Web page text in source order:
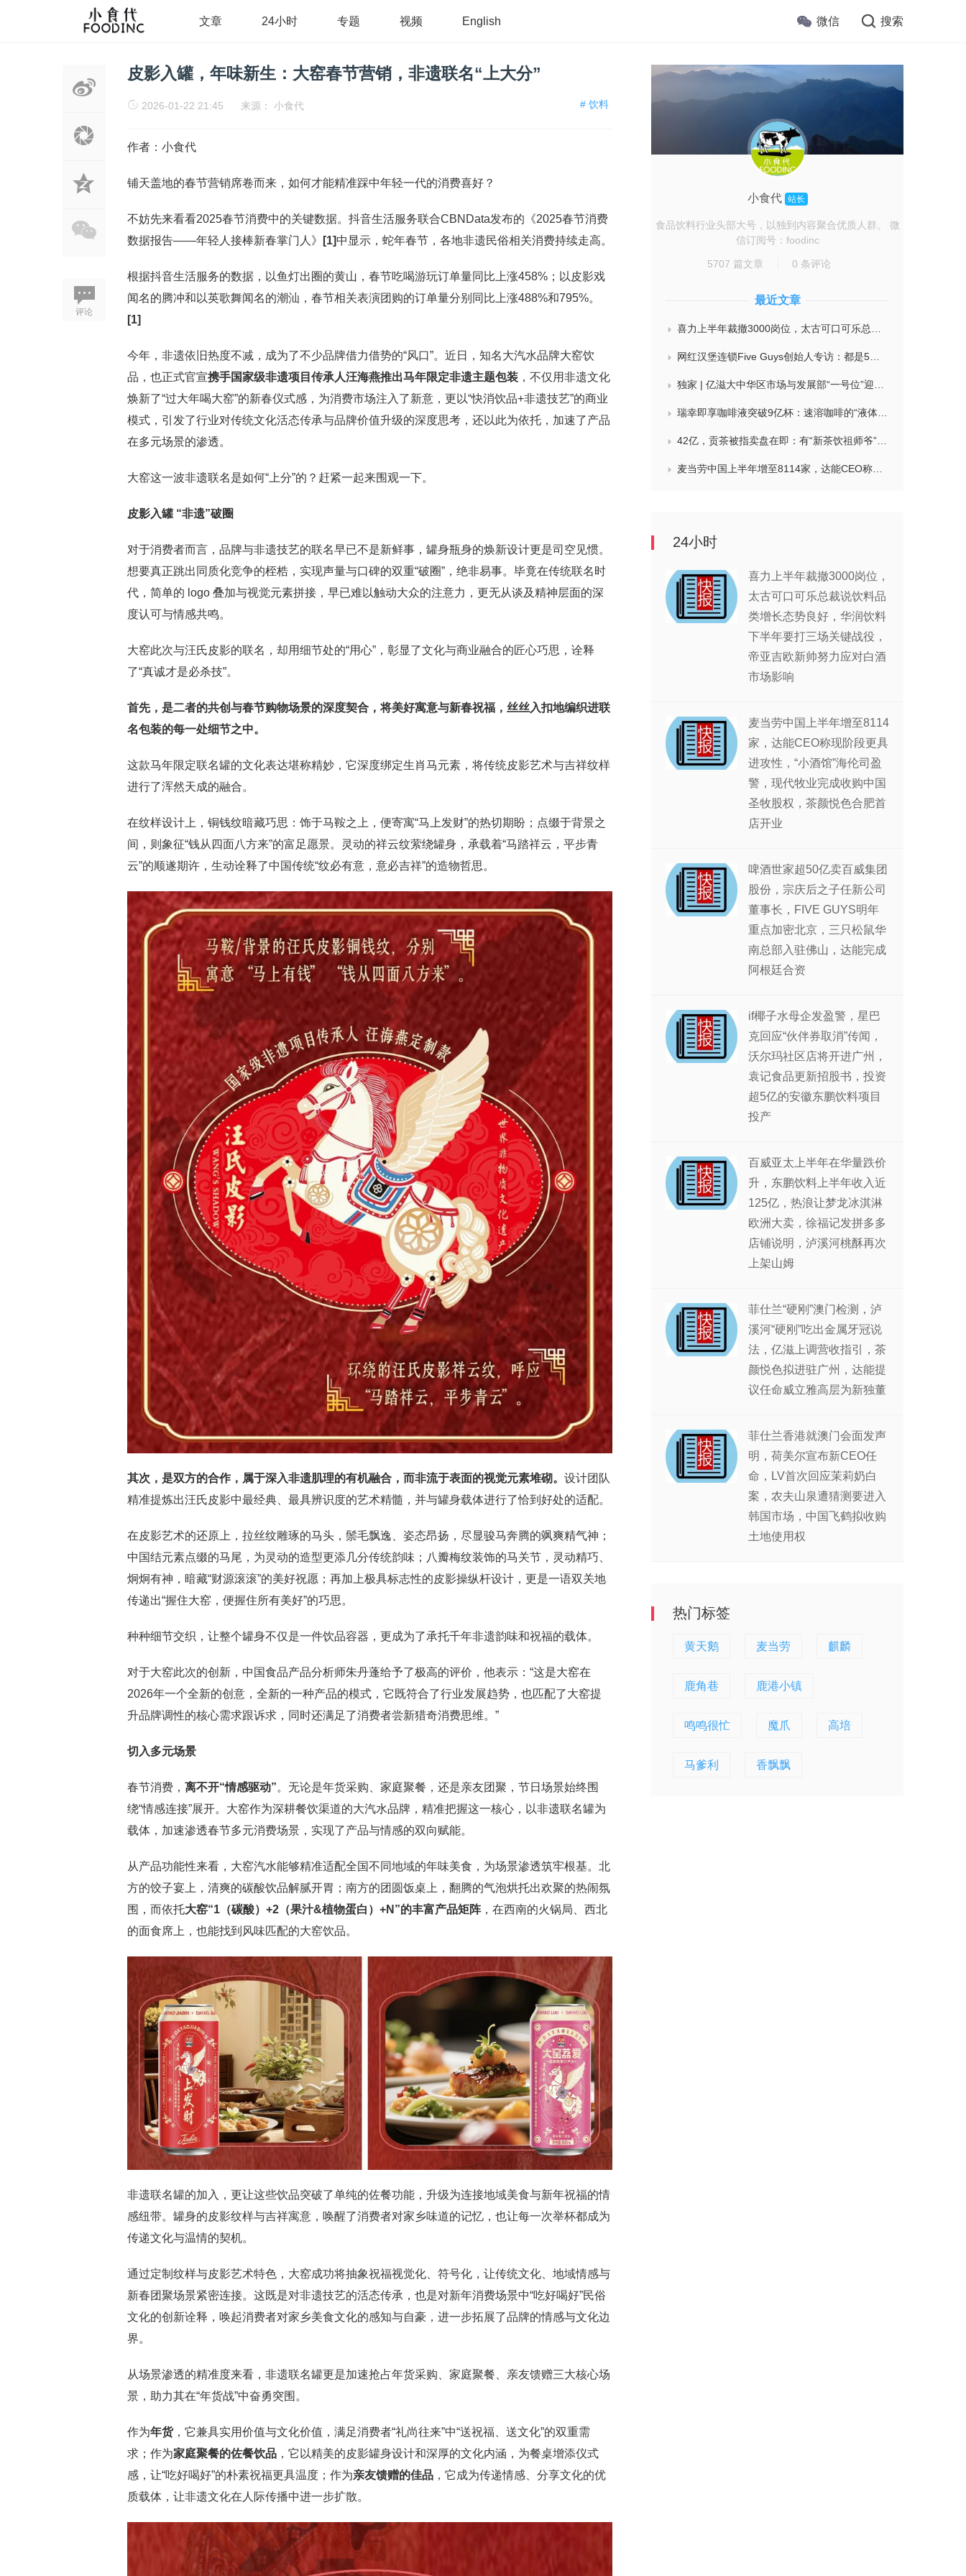
文章 24小时 专题 视频 English 微信 搜索
评论
皮影入罐，年味新生：大窑春节营销，非遗联名“上大分”
# 饮料
2026-01-22 21:45 来源： 小食代
作者：小食代
铺天盖地的春节营销席卷而来，如何才能精准踩中年轻一代的消费喜好？
不妨先来看看2025春节消费中的关键数据。抖音生活服务联合CBNData发布的《2025春节消费
数据报告——年轻人接棒新春掌门人》
[1]中显示，蛇年春节，各地非遗民俗相关消费持续走高。
根据抖音生活服务的数据，以鱼灯出圈的黄山，春节吃喝游玩订单量同比上涨458%；以皮影戏
闻名的腾冲和以英歌舞闻名的潮汕，春节相关表演团购的订单量分别同比上涨488%和795%。
[1]
今年，非遗依旧热度不减，成为了不少品牌借力借势的“风口”。近日，知名大汽水品牌大窑饮
品，也正式官宣携手国家级非遗项目传承人汪海燕推出马年限定非遗主题包装 ，不仅用非遗文化
焕新了“过大年喝大窑”的新春仪式感，为消费市场注入了新意，更以“快消饮品+非遗技艺”的商业
模式，引发了行业对传统文化活态传承与品牌价值升级的深度思考，还以此为依托，加速了产品
在多元场景的渗透。
大窑这一波非遗联名是如何“上分”的？赶紧一起来围观一下。
皮影入罐 “非遗”破圈
对于消费者而言，品牌与非遗技艺的联名早已不是新鲜事，罐身瓶身的焕新设计更是司空见惯。
想要真正跳出同质化竞争的桎梏，实现声量与口碑的双重“破圈”，绝非易事。毕竟在传统联名时
代，简单的 logo 叠加与视觉元素拼接，早已难以触动大众的注意力，更无从谈及精神层面的深
度认可与情感共鸣。
大窑此次与汪氏皮影的联名，却用细节处的“用心”，彰显了文化与商业融合的匠心巧思，诠释
了“真诚才是必杀技”。
首先，是二者的共创与春节购物场景的深度契合，将美好寓意与新春祝福，丝丝入扣地编织进联
名包装的每一处细节之中。
这款马年限定联名罐的文化表达堪称精妙，它深度绑定生肖马元素，将传统皮影艺术与吉祥纹样
进行了浑然天成的融合。
在纹样设计上，铜钱纹暗藏巧思：饰于马鞍之上，便寄寓“马上发财”的热切期盼；点缀于背景之
间，则象征“钱从四面八方来”的富足愿景。灵动的祥云纹萦绕罐身，承载着“马踏祥云，平步青
云”的顺遂期许，生动诠释了中国传统“纹必有意，意必吉祥”的造物哲思。
其次，是双方的合作，属于深入非遗肌理的有机融合，而非流于表面的视觉元素堆砌。 设计团队
精准提炼出汪氏皮影中最经典、最具辨识度的艺术精髓，并与罐身载体进行了恰到好处的适配。
在皮影艺术的还原上，拉丝纹雕琢的马头，鬃毛飘逸、姿态昂扬，尽显骏马奔腾的飒爽精气神；
中国结元素点缀的马尾，为灵动的造型更添几分传统韵味；八瓣梅纹装饰的马关节，灵动精巧、
炯炯有神，暗藏“财源滚滚”的美好祝愿；再加上极具标志性的皮影操纵杆设计，更是一语双关地
传递出“握住大窑，便握住所有美好”的巧思。
种种细节交织，让整个罐身不仅是一件饮品容器，更成为了承托千年非遗韵味和祝福的载体。
对于大窑此次的创新，中国食品产品分析师朱丹蓬给予了极高的评价，他表示：“这是大窑在
2026年一个全新的创意，全新的一种产品的模式，它既符合了行业发展趋势，也匹配了大窑提
升品牌调性的核心需求跟诉求，同时还满足了消费者尝新猎奇消费思维。”
切入多元场景
春节消费， 离不开“情感驱动”。无论是年货采购、家庭聚餐，还是亲友团聚，节日场景始终围
绕“情感连接”展开。大窑作为深耕餐饮渠道的大汽水品牌，精准把握这一核心，以非遗联名罐为
载体，加速渗透春节多元消费场景，实现了产品与情感的双向赋能。
从产品功能性来看，大窑汽水能够精准适配全国不同地域的年味美食，为场景渗透筑牢根基。北
方的饺子宴上，清爽的碳酸饮品解腻开胃；南方的团圆饭桌上，翻腾的气泡烘托出欢聚的热闹氛
围，而依托大窑“1（碳酸）+2（果汁&植物蛋白）+N”的丰富产品矩阵，在西南的火锅局、西北
的面食席上，也能找到风味匹配的大窑饮品。
非遗联名罐的加入，更让这些饮品突破了单纯的佐餐功能，升级为连接地域美食与新年祝福的情
感纽带。罐身的皮影纹样与吉祥寓意，唤醒了消费者对家乡味道的记忆，也让每一次举杯都成为
传递文化与温情的契机。
通过定制纹样与皮影艺术特色，大窑成功将抽象祝福视觉化、符号化，让传统文化、地域情感与
新春团聚场景紧密连接。这既是对非遗技艺的活态传承，也是对新年消费场景中“吃好喝好”民俗
文化的创新诠释，唤起消费者对家乡美食文化的感知与自豪，进一步拓展了品牌的情感与文化边
界。
从场景渗透的精准度来看，非遗联名罐更是加速抢占年货采购、家庭聚餐、亲友馈赠三大核心场
景，助力其在“年货战”中奋勇突围。
作为年货，它兼具实用价值与文化价值，满足消费者“礼尚往来”中“送祝福、送文化”的双重需
求；作为家庭聚餐的佐餐饮品 ，它以精美的皮影罐身设计和深厚的文化内涵，为餐桌增添仪式
感，让“吃好喝好”的朴素祝福更具温度；作为亲友馈赠的佳品 ，它成为传递情感、分享文化的优
质载体，让非遗文化在人际传播中进一步扩散。
小食代 站长
食品饮料行业头部大号，以独到内容聚合优质人群。 微
信订阅号：foodinc
5707 篇文章 0 条评论
最近文章
喜力上半年裁撤3000岗位，太古可口可乐总裁说饮料品类增长态势良好，华润饮料下半年要打三场关键战役，帝亚吉欧新帅努力应对白酒市场影响
网红汉堡连锁Five Guys创始人专访：都是5个儿子和妻子在打理，绝不会与麦当劳正面竞争，要公司上市或卖盘的建议不时出现
独家 | 亿滋大中华区市场与发展部“一号位”迎来新变动，曲向明将卸任
瑞幸即享咖啡液突破9亿杯：速溶咖啡的“液体时代”是如何炼成的？
42亿，贡茶被指卖盘在即：有“新茶饮祖师爷”之称，贝恩资本拟接手
麦当劳中国上半年增至8114家，达能CEO称现阶段更具进攻性，“小酒馆”海伦司盈警，现代牧业完成收购中国圣牧股权，茶颜悦色合肥首店开业
24小时
喜力上半年裁撤3000岗位，
太古可口可乐总裁说饮料品
类增长态势良好，华润饮料
下半年要打三场关键战役，
帝亚吉欧新帅努力应对白酒
市场影响
麦当劳中国上半年增至8114
家，达能CEO称现阶段更具
进攻性，“小酒馆”海伦司盈
警，现代牧业完成收购中国
圣牧股权，茶颜悦色合肥首
店开业
啤酒世家超50亿卖百威集团
股份，宗庆后之子任新公司
董事长，FIVE GUYS明年
重点加密北京，三只松鼠华
南总部入驻佛山，达能完成
阿根廷合资
if椰子水母企发盈警，星巴
克回应“伙伴券取消”传闻，
沃尔玛社区店将开进广州，
袁记食品更新招股书，投资
超5亿的安徽东鹏饮料项目
投产
百威亚太上半年在华量跌价
升，东鹏饮料上半年收入近
125亿，热浪让梦龙冰淇淋
欧洲大卖，徐福记发拼多多
店铺说明，泸溪河桃酥再次
上架山姆
菲仕兰“硬刚”澳门检测，泸
溪河“硬刚”吃出金属牙冠说
法，亿滋上调营收指引，茶
颜悦色拟进驻广州，达能提
议任命威立雅高层为新独董
菲仕兰香港就澳门会面发声
明，荷美尔宣布新CEO任
命，LV首次回应茉莉奶白
案，农夫山泉遭猜测要进入
韩国市场，中国飞鹤拟收购
土地使用权
热门标签
黄天鹅 麦当劳 麒麟
鹿角巷 鹿港小镇
鸣鸣很忙 魔爪 高培
马爹利 香飘飘